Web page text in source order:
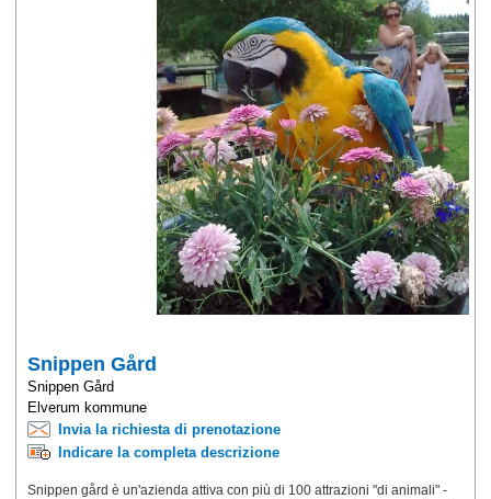
Snippen Gård
Snippen Gård
Elverum kommune
Invia la richiesta di prenotazione
Indicare la completa descrizione
Snippen gård è un'azienda attiva con più di 100 attrazioni "di animali" -